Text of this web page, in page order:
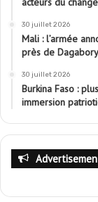
30 juillet 2026
Mali : l’armée
près de Dagabory
30 juillet 2026
Burkina Faso :
immersion